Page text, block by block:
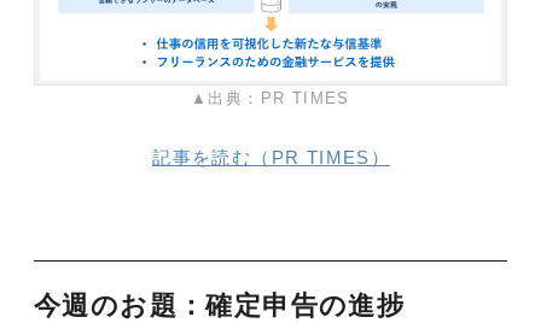
▲出典：PR TIMES
記事を読む（PR TIMES）
今週のお題：確定申告の進捗